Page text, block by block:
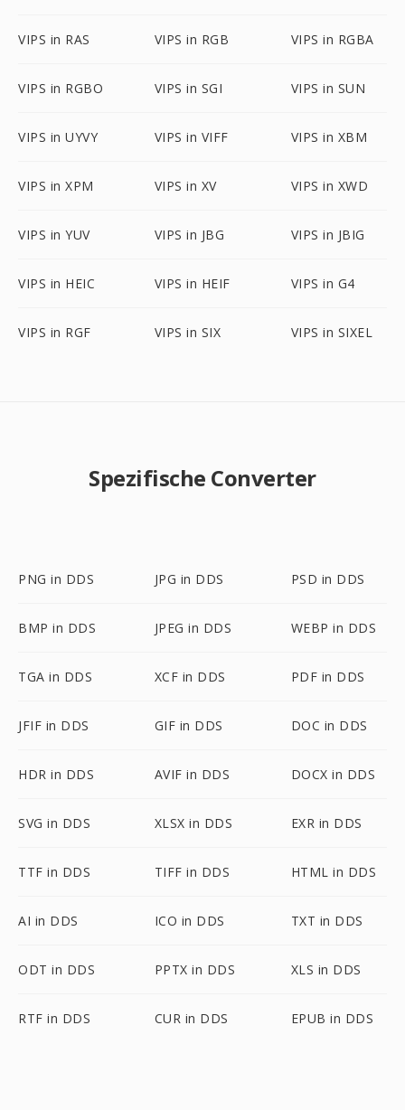
VIPS in RAS VIPS in RGB VIPS in RGBA
VIPS in RGBO VIPS in SGI VIPS in SUN
VIPS in UYVY VIPS in VIFF VIPS in XBM
VIPS in XPM VIPS in XV VIPS in XWD
VIPS in YUV VIPS in JBG VIPS in JBIG
VIPS in HEIC VIPS in HEIF VIPS in G4
VIPS in RGF VIPS in SIX VIPS in SIXEL
Spezifische Converter
PNG in DDS JPG in DDS PSD in DDS
BMP in DDS JPEG in DDS WEBP in DDS
TGA in DDS XCF in DDS PDF in DDS
JFIF in DDS GIF in DDS DOC in DDS
HDR in DDS AVIF in DDS DOCX in DDS
SVG in DDS XLSX in DDS EXR in DDS
TTF in DDS TIFF in DDS HTML in DDS
AI in DDS ICO in DDS TXT in DDS
ODT in DDS PPTX in DDS XLS in DDS
RTF in DDS CUR in DDS EPUB in DDS